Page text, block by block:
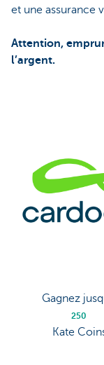
et une assurance
Attention,
l’argent.
Gagnez
250
Kate